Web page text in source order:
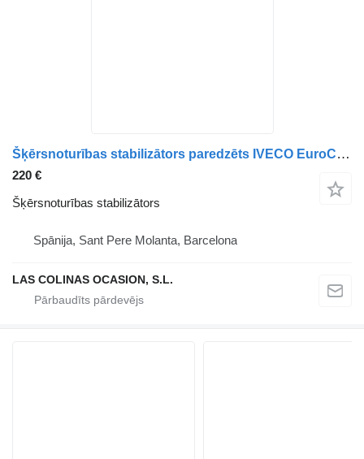
Šķērsnoturības stabilizātors paredzēts IVECO EuroCargo 05.03 -> kravas automašīnas
220 €
Šķērsnoturības stabilizātors
Spānija, Sant Pere Molanta, Barcelona
LAS COLINAS OCASION, S.L.